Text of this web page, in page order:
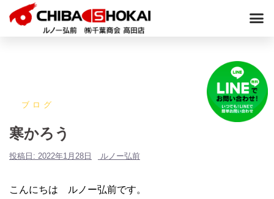
ブログ
寒かろう
投稿日: 2022年1月28日 ルノー弘前
こんにちは ルノー弘前です。